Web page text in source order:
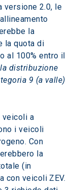
versione 2.0, le
la
la quota di
al 100% entro il
distribuzione
9 (a valle)
veicoli a
i veicoli
Con
la
(in
con veicoli ZEV.